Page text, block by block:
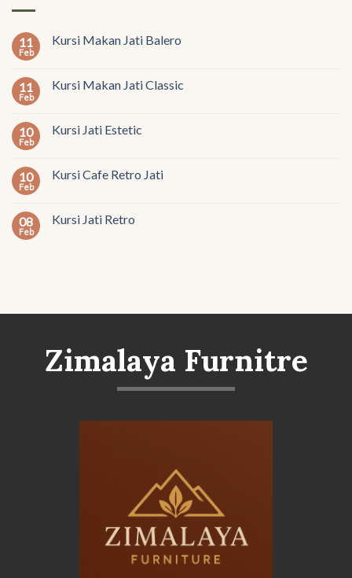
11
Feb
Kursi Makan Jati Balero
11
Feb
Kursi Makan Jati Classic
10
Feb
Kursi Jati Estetic
10
Feb
Kursi Cafe Retro Jati
08
Feb
Kursi Jati Retro
Zimalaya Furnitre